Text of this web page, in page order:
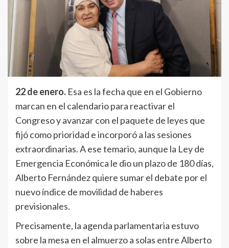
22 de enero. Esa es la fecha que en el Gobierno
marcan en el calendario para reactivar el
Congreso y avanzar con el paquete de leyes que
fijó como prioridad e incorporó a las sesiones
extraordinarias. A ese temario, aunque la Ley de
Emergencia Económica le dio un plazo de 180 días,
Alberto Fernández quiere sumar el debate por el
nuevo índice de movilidad de haberes
previsionales.
Precisamente, la agenda parlamentaria estuvo
sobre la mesa en el almuerzo a solas entre Alberto